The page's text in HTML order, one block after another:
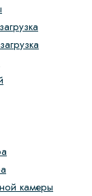
камеры